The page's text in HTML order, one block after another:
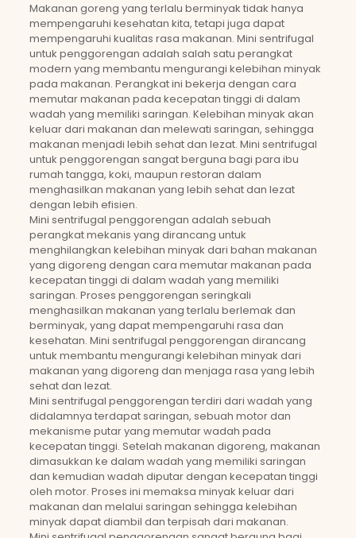
Makanan goreng yang terlalu berminyak tidak hanya
mempengaruhi kesehatan kita, tetapi juga dapat
mempengaruhi kualitas rasa makanan. Mini sentrifugal
untuk penggorengan adalah salah satu perangkat
modern yang membantu mengurangi kelebihan minyak
pada makanan. Perangkat ini bekerja dengan cara
memutar makanan pada kecepatan tinggi di dalam
wadah yang memiliki saringan. Kelebihan minyak akan
keluar dari makanan dan melewati saringan, sehingga
makanan menjadi lebih sehat dan lezat. Mini sentrifugal
untuk penggorengan sangat berguna bagi para ibu
rumah tangga, koki, maupun restoran dalam
menghasilkan makanan yang lebih sehat dan lezat
dengan lebih efisien.
Mini sentrifugal penggorengan adalah sebuah
perangkat mekanis yang dirancang untuk
menghilangkan kelebihan minyak dari bahan makanan
yang digoreng dengan cara memutar makanan pada
kecepatan tinggi di dalam wadah yang memiliki
saringan. Proses penggorengan seringkali
menghasilkan makanan yang terlalu berlemak dan
berminyak, yang dapat mempengaruhi rasa dan
kesehatan. Mini sentrifugal penggorengan dirancang
untuk membantu mengurangi kelebihan minyak dari
makanan yang digoreng dan menjaga rasa yang lebih
sehat dan lezat.
Mini sentrifugal penggorengan terdiri dari wadah yang
didalamnya terdapat saringan, sebuah motor dan
mekanisme putar yang memutar wadah pada
kecepatan tinggi. Setelah makanan digoreng, makanan
dimasukkan ke dalam wadah yang memiliki saringan
dan kemudian wadah diputar dengan kecepatan tinggi
oleh motor. Proses ini memaksa minyak keluar dari
makanan dan melalui saringan sehingga kelebihan
minyak dapat diambil dan terpisah dari makanan.